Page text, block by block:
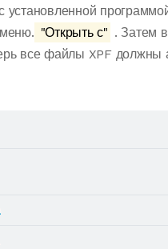
установленной
"Открыть с" . Затем
все файлы XPF должны